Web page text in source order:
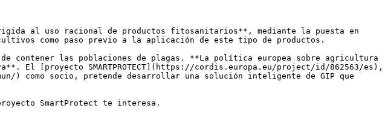
al uso racional de productos fitosanitarios**, mediante la puesta en
como paso previo a la aplicación de este tipo de productos.
contener las poblaciones de plagas. **La política europea sobre agricultura
El [proyecto SMARTPROTECT](https://cordis.europa.eu/project/id/862563/es),
) como socio, pretende desarrollar una solución inteligente de GIP que
SmartProtect te interesa.